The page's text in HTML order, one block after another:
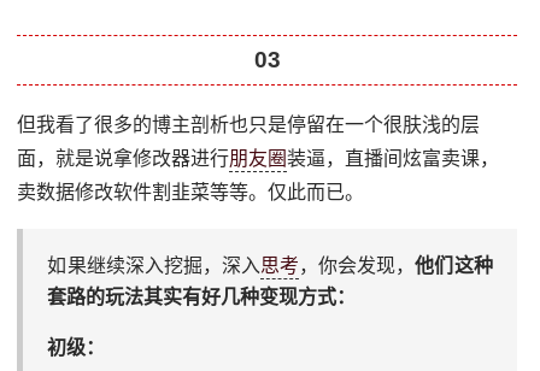
03
但我看了很多的博主剖析也只是停留在一个很肤浅的层
面，就是说拿修改器进行朋友圈装逼，直播间炫富卖课，
卖数据修改软件割韭菜等等。仅此而已。
如果继续深入挖掘，深入思考，你会发现，他们这种
套路的玩法其实有好几种变现方式：
初级：